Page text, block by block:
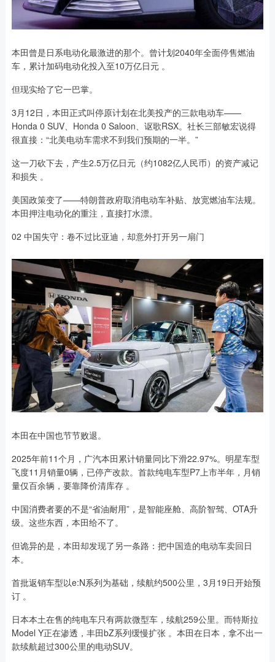
本田曾是日系电动化最激进的那个。曾计划2040年全面停售燃油
车，累计加码电动化投入至10万亿日元 。
但现实给了它一巴掌。
3月12日，本田正式叫停原计划在北美投产的三款电动车——
Honda 0 SUV、Honda 0 Saloon、讴歌RSX。社长三部敏宏说得
很直接：“北美电动车需求不到我们预期的一半。”
这一刀砍下去，产生2.5万亿日元（约1082亿人民币）的资产减记
和损失 。
美国政策变了——特朗普政府取消电动车补贴、放宽燃油车法规。
本田押注电动化的重注，直接打水漂。
02 中国失守：卷不过比亚迪，却意外打开另一扇门
本田在中国也节节败退。
2025年前11个月，广汽本田累计销量同比下滑22.97%。明星车型
飞度11月销量0辆，已停产改款。首款纯电车型P7上市半年，月销
量仅百余辆，要靠降价清库存 。
中国消费者要的不是“省油耐用”，是智能座舱、高阶智驾、OTA升
级。这些东西，本田给不了。
但诡异的是，本田却发现了另一条路：把中国造的电动车卖回日
本。
首批返销车型以e:N系列为基础，续航约500公里，3月19日开始预
订 。
日本本土在售的纯电车只有两款微型车，续航259公里。而特斯拉
Model Y正在渗透，丰田bZ系列缓慢扩张 。本田在日本，拿不出一
款续航超过300公里的电动SUV。